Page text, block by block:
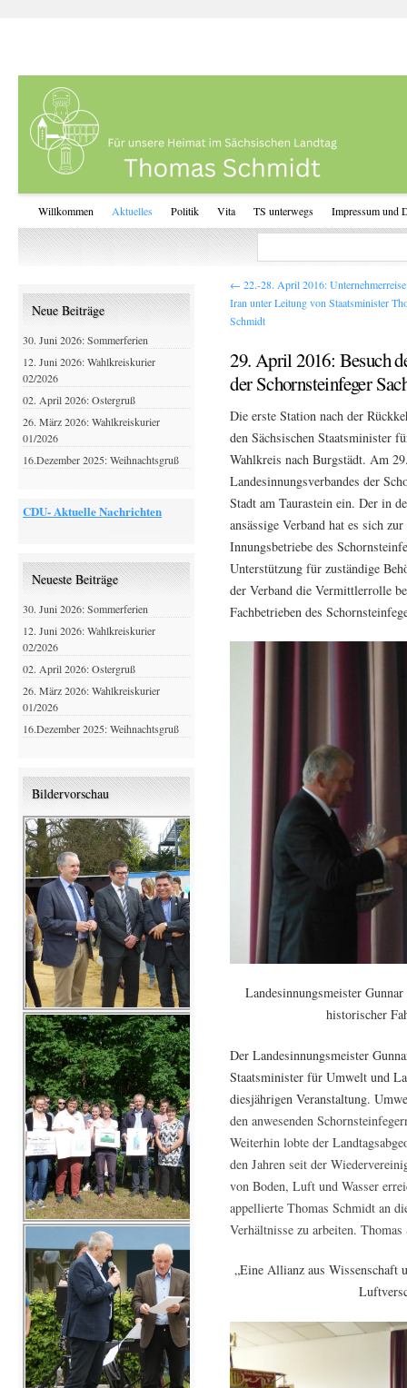
Willkommen Aktuelles Politik Vita TS unterwegs Impressum und
← 22.-28. April 2016:
Iran unter Leitung von Staatsminister
Schmidt
29. April 2016: Besuch
der Schornsteinfeger
Die erste Station nach der
den Sächsischen Staatsminister
Wahlkreis nach Burgstädt. Am
Landesinnungsverbandes der
Stadt am Taurastein ein. Der in
ansässige Verband hat es sich
Innungsbetriebe des
Unterstützung für zuständige
der Verband die Vermittlerrolle
Fachbetrieben des
Landesinnungsmeister
historischer
Der Landesinnungsmeister
Staatsminister für Umwelt und
diesjährigen Veranstaltung.
den anwesenden
Weiterhin lobte der
den Jahren seit der
von Boden, Luft und Wasser
appellierte Thomas Schmidt an
Verhältnisse zu arbeiten.
„Eine Allianz aus
Neue Beiträge
30. Juni 2026: Sommerferien
12. Juni 2026: Wahlkreiskurier
02/2026
02. April 2026: Ostergruß
26. März 2026: Wahlkreiskurier
01/2026
16.Dezember 2025: Weihnachtsgruß
CDU- Aktuelle Nachrichten
Neueste Beiträge
30. Juni 2026: Sommerferien
12. Juni 2026: Wahlkreiskurier
02/2026
02. April 2026: Ostergruß
26. März 2026: Wahlkreiskurier
01/2026
16.Dezember 2025: Weihnachtsgruß
Bildervorschau